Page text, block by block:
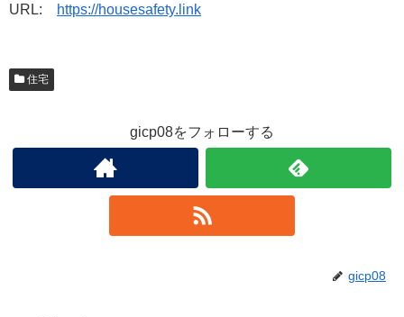
URL: https://housesafety.link
住宅
gicp08をフォローする
gicp08